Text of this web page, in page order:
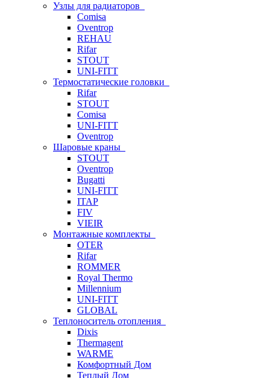
Узлы для радиаторов
Comisa
Oventrop
REHAU
Rifar
STOUT
UNI-FITT
Термостатические головки
Rifar
STOUT
Comisa
UNI-FITT
Oventrop
Шаровые краны
STOUT
Oventrop
Bugatti
UNI-FITT
ITAP
FIV
VIEIR
Монтажные комплекты
OTER
Rifar
ROMMER
Royal Thermo
Millennium
UNI-FITT
GLOBAL
Теплоноситель отопления
Dixis
Thermagent
WARME
Комфортный Дом
Теплый Дом